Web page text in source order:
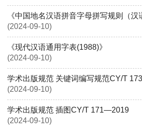
《中国地名汉语拼音字母拼写规则（汉
(2024-09-10)
《现代汉语通用字表(1988)》
(2024-09-10)
学术出版规范 关键词编写规范CY/T
(2024-09-10)
学术出版规范 插图CY/T 171—2019
(2024-09-10)